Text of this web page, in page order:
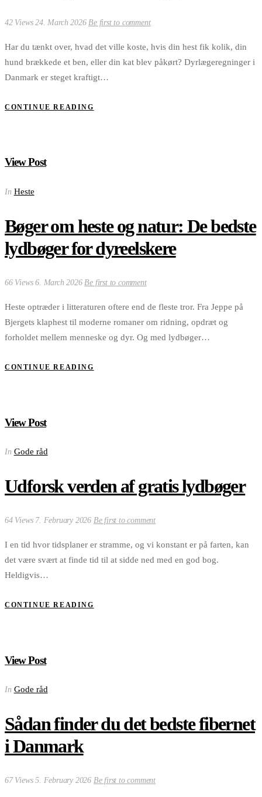
42 Views24. March 2026 Be first to comment
Har du tænkt over, hvad det ville koste, hvis din hest fik kolik, din
hund brækkede et ben, eller din kat blev påkørt? Dyrlægeregninger i
Danmark er steget kraftigt…
CONTINUE READING
View Post
In Heste
Bøger om heste og natur: De bedste
lydbøger for dyreelskere
66 Views6. March 2026 Be first to comment
Heste optræder i litteraturen oftere end de fleste tror. Fra Jeppe på
Bjergets klaphest til moderne romaner om ridning, opdræt og
forholdet mellem menneske og dyr. Og med lydbøger…
CONTINUE READING
View Post
In Gode råd
Udforsk verden af gratis lydbøger
64 Views 7. February 2026 Be first to comment
I en tid hvor tidsplaner er stramme, og vi konstant er på farten, kan
det være svært at finde tid til at sidde ned med en god bog.
Heldigvis…
CONTINUE READING
View Post
In Gode råd
Sådan finder du det bedste fibernet
i Danmark
67 Views5. February 2026 Be first to comment